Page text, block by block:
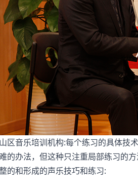
音乐培训机构:每个练习的具体技术
的办法，但这种只注重局部练习的
的和形成的声乐技巧和练习: